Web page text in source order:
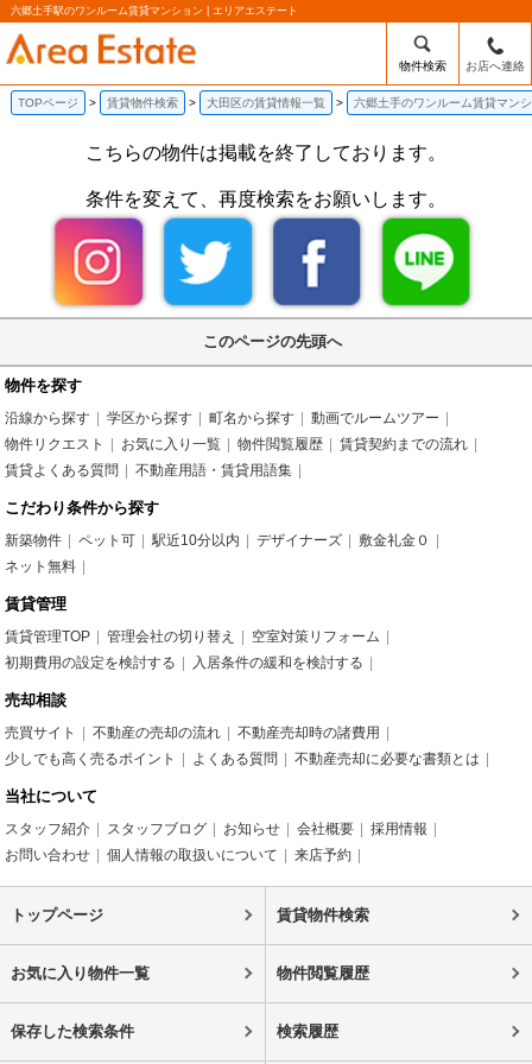
六郷土手駅のワンルーム賃貸マンション | エリアエステート
物件検索 お店へ連絡
TOPページ 賃貸物件検索 大田区の賃貸情報一覧 六郷土手のワンルーム賃貸マン
こちらの物件は掲載を終了しております。
条件を変えて、再度検索をお願いします。
このページの先頭へ
物件を探す
沿線から探す 学区から探す 町名から探す
動画でルームツアー
物件リクエスト
お気に入り一覧 物件閲覧履歴
賃貸契約までの流れ
賃貸よくある質問
不動産用語・賃貸用語集
こだわり条件から探す
新築物件 ペット可 駅近10分以内 デザイナーズ
敷金礼金０
ネット無料
賃貸管理
賃貸管理TOP 管理会社の切り替え
空室対策リフォーム
初期費用の設定を検討する
入居条件の緩和を検討する
売却相談
売買サイト 不動産の売却の流れ
不動産売却時の諸費用
少しでも高く売るポイント
よくある質問 不動産売却に必要な書類とは
当社について
スタッフ紹介 スタッフブログ お知らせ 会社概要
採用情報
お問い合わせ
個人情報の取扱いについて 来店予約
トップページ 賃貸物件検索
お気に入り物件一覧 物件閲覧履歴
保存した検索条件 検索履歴